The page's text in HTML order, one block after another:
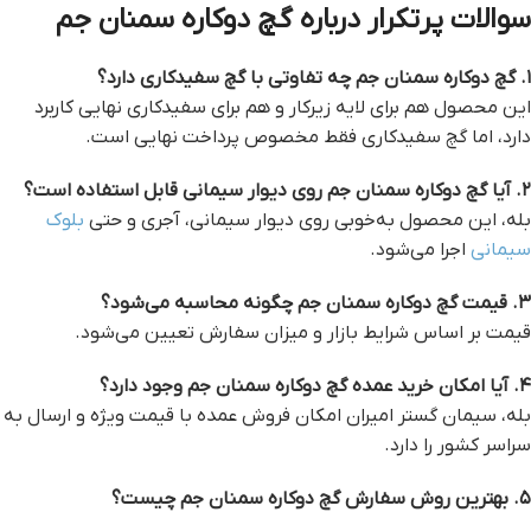
سوالات پرتکرار درباره گچ دوکاره سمنان جم
۱. گچ دوکاره سمنان جم چه تفاوتی با گچ سفیدکاری دارد؟
این محصول هم برای لایه زیرکار و هم برای سفیدکاری نهایی کاربرد
دارد، اما گچ سفیدکاری فقط مخصوص پرداخت نهایی است.
۲. آیا گچ دوکاره سمنان جم روی دیوار سیمانی قابل استفاده است؟
بله، این محصول به‌خوبی روی دیوار سیمانی، آجری و حتی بلوک
سیمانی اجرا می‌شود.
۳. قیمت گچ دوکاره سمنان جم چگونه محاسبه می‌شود؟
قیمت بر اساس شرایط بازار و میزان سفارش تعیین می‌شود.
۴. آیا امکان خرید عمده گچ دوکاره سمنان جم وجود دارد؟
بله، سیمان گستر امیران امکان فروش عمده با قیمت ویژه و ارسال به
سراسر کشور را دارد.
۵. بهترین روش سفارش گچ دوکاره سمنان جم چیست؟